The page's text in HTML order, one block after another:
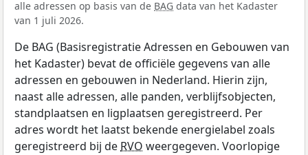
alle adressen op basis van de BAG data van het Kadaster
van 1 juli 2026.
De BAG (Basisregistratie Adressen en Gebouwen van
het Kadaster) bevat de officiële gegevens van alle
adressen en gebouwen in Nederland. Hierin zijn,
naast alle adressen, alle panden, verblijfsobjecten,
standplaatsen en ligplaatsen geregistreerd. Per
adres wordt het laatst bekende energielabel zoals
geregistreerd bij de RVO weergegeven. Voorlopige